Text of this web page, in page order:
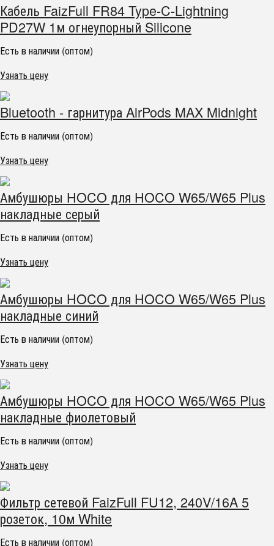
Кабель FaizFull FR84 Type-C-Lightning
PD27W 1м огнеупорный Silicone
Есть в наличии (оптом)
Узнать цену
Bluetooth - гарнитура AirPods MAX Midnight
Есть в наличии (оптом)
Узнать цену
Амбушюры HOCO для HOCO W65/W65 Plus
накладные серый
Есть в наличии (оптом)
Узнать цену
Амбушюры HOCO для HOCO W65/W65 Plus
накладные синий
Есть в наличии (оптом)
Узнать цену
Амбушюры HOCO для HOCO W65/W65 Plus
накладные фиолетовый
Есть в наличии (оптом)
Узнать цену
Фильтр сетевой FaizFull FU12, 240V/16A 5
розеток, 10м White
Есть в наличии (оптом)